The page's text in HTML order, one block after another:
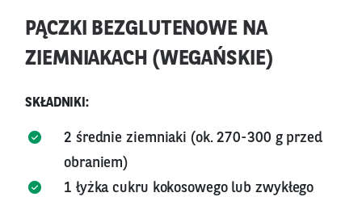
PĄCZKI BEZGLUTENOWE NA
ZIEMNIAKACH (WEGAŃSKIE)
SKŁADNIKI:
2 średnie ziemniaki (ok. 270-300 g przed
obraniem)
1 łyżka cukru kokosowego lub zwykłego